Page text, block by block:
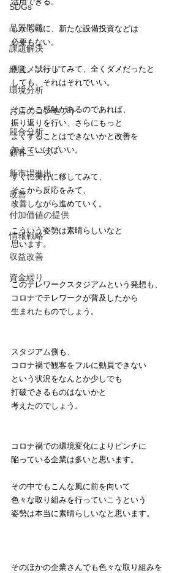
SDGs
品質問題
課題解決
経営メソッド
環境分析
お店のコンセプト
競合分析
顧客ニーズ
新市場進出
改善
付加価値の提供
情報戦略
収益改善
資金繰り
しかも特に、新たな設備投資などは
必要もない。
例え、試行してみて、全くダメだったと
しても、それはそれでいい。
そこそこ感触があるのであれば、
振り返りを行い、さらにもっと
よくすることはできないかと改善を
加えていけばいい。
すぐに実行に移してみて、
そこから反応をみて、
改善しながら進めていく。
こういう姿勢は素晴らしいなと
思います。
このテレワークスタジアムという発想も、
コロナでテレワークが普及したから
生まれたものでしょう。
スタジアム側も、
コロナ禍で観客をフルに動員できない
という状況をなんとか少しでも
打破できるものはないかと
考えたのでしょう。
コロナ禍での環境変化によりピンチに
陥っている企業は多いと思います。
その中でもこんな風に前を向いて
色々な取り組みを行っていこうという
姿勢は本当に素晴らしいなと思います。
そのほかの企業さんでも色々な取り組みを